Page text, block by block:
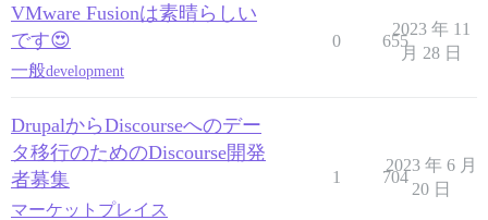
VMware Fusionは素晴らしい
です😍
一般development
0 655
2023 年 11
月 28 日
DrupalからDiscourseへのデー
タ移行のためのDiscourse開発
者募集
マーケットプレイス
1 704
2023 年 6 月
20 日